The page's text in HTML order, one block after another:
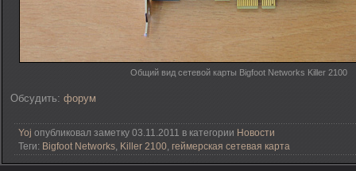
Общий вид сетевой карты Bigfoot Networks Killer 2100
Обсудить: форум
Yoj опубликовал заметку 03.11.2011 в категории Новости
Теги: Bigfoot Networks, Killer 2100, геймерская сетевая карта